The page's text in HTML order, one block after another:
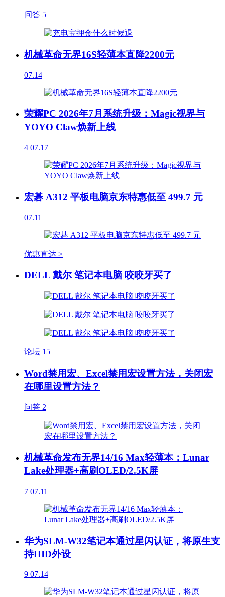
问答 5
机械革命无界16S轻薄本直降2200元
07.14
荣耀PC 2026年7月系统升级：Magic视界与
YOYO Claw焕新上线
4 07.17
宏碁 A312 平板电脑京东特惠低至 499.7 元
07.11
优惠直达 >
DELL 戴尔 笔记本电脑 咬咬牙买了
论坛 15
Word禁用宏、Excel禁用宏设置方法，关闭宏
在哪里设置方法？
问答 2
机械革命发布无界14/16 Max轻薄本：Lunar
Lake处理器+高刷OLED/2.5K屏
7 07.11
华为SLM-W32笔记本通过星闪认证，将原生支
持HID外设
9 07.14